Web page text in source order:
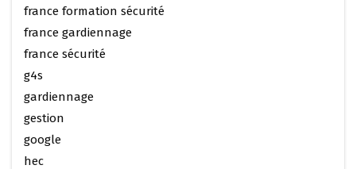
france formation sécurité
france gardiennage
france sécurité
g4s
gardiennage
gestion
google
hec